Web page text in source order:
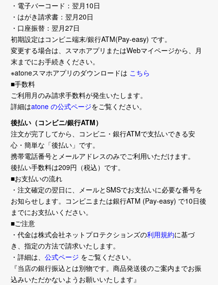
2024/11/08
ホロライブOCG デッキ販売を開始！
2024/10/25
[55Lab.]オリジナルスリーブ第1弾 10月26日午前0時より
販売開始！
2024/10/24
ホロライブOCG シングルカードの取り扱いを開始！
2024/10/01
休業日がなくなり、毎日営業に変更！
2024/09/20
[55Lab.]オリジナルスリーブ第1弾 デザインを公開中！
2024/09/20
WSBサンリオキャラクターズ シングルカードの販売を開
始しました！
2024/09/06
全商品大須アメ横店での受け取りを開始しました
・電子バーコード：翌月10日
・はがき請求書：翌月20日
・口座振替：翌月27日
初期設定はコンビニ端末/銀行ATM(Pay-easy) です。
変更する場合は、スマホアプリまたはWebマイページから、月
末までにお手続きください。
※atoneスマホアプリのダウンロードは こちら
■手数料
ご利用月のみ請求手数料が発生いたします。
詳細はatone の公式ページをご覧ください。
後払い（コンビニ/銀行ATM）
注文が完了してから、コンビニ・銀行ATMで支払いできる安
心・簡単な「後払い」です。
携帯電話番号とメールアドレスのみでご利用いただけます。
後払い手数料は209円（税込）です。
■お支払いの流れ
・注文確定の翌日に、メールとSMSでお支払いに必要な番号を
お知らせします。コンビニまたは銀行ATM (Pay-easy) で10日後
までにお支払いください。
■ご注意
・代金は株式会社ネットプロテクションズの利用規約に基づ
き、指定の方法で請求いたします。
・詳細は、公式ページ をご覧ください。
『当店の銀行振込とは別物です。商品発送後のご案内までお振
込みいただかないようお願いいたします』